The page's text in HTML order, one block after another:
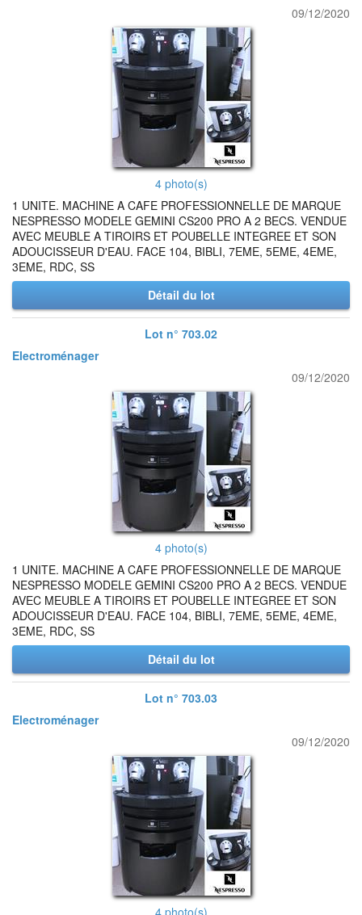
09/12/2020
4 photo(s)
1 UNITE. MACHINE A CAFE PROFESSIONNELLE DE MARQUE
NESPRESSO MODELE GEMINI CS200 PRO A 2 BECS. VENDUE
AVEC MEUBLE A TIROIRS ET POUBELLE INTEGREE ET SON
ADOUCISSEUR D'EAU. FACE 104, BIBLI, 7EME, 5EME, 4EME,
3EME, RDC, SS
Détail du lot
Lot n° 703.02
Electroménager
09/12/2020
4 photo(s)
1 UNITE. MACHINE A CAFE PROFESSIONNELLE DE MARQUE
NESPRESSO MODELE GEMINI CS200 PRO A 2 BECS. VENDUE
AVEC MEUBLE A TIROIRS ET POUBELLE INTEGREE ET SON
ADOUCISSEUR D'EAU. FACE 104, BIBLI, 7EME, 5EME, 4EME,
3EME, RDC, SS
Détail du lot
Lot n° 703.03
Electroménager
09/12/2020
4 photo(s)